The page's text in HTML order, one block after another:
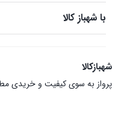
با شهباز کالا
شهبازکالا
پرواز به سوی کیفیت و خریدی